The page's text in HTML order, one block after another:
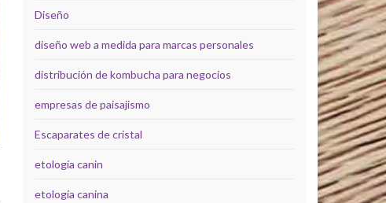
Diseño
diseño web a medida para marcas personales
distribución de kombucha para negocios
empresas de paisajismo
Escaparates de cristal
etología canin
etología canina